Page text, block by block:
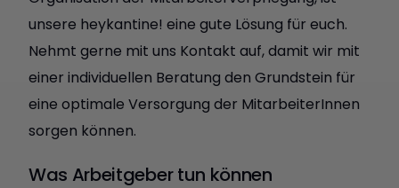
unsere heykantine! eine gute Lösung für euch.
Nehmt gerne mit uns Kontakt auf, damit wir mit
einer individuellen Beratung den Grundstein für
eine optimale Versorgung der MitarbeiterInnen
sorgen können.
Was Arbeitgeber tun können